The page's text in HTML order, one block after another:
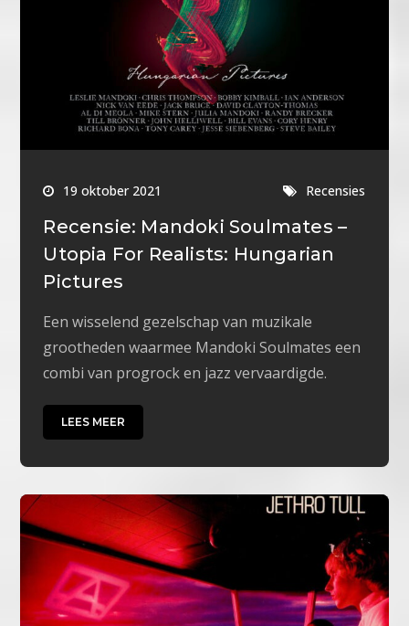
19 oktober 2021 Recensies
Recensie: Mandoki Soulmates –
Utopia For Realists: Hungarian
Pictures
Een wisselend gezelschap van muzikale
grootheden waarmee Mandoki Soulmates een
combi van progrock en jazz vervaardigde.
LEES MEER